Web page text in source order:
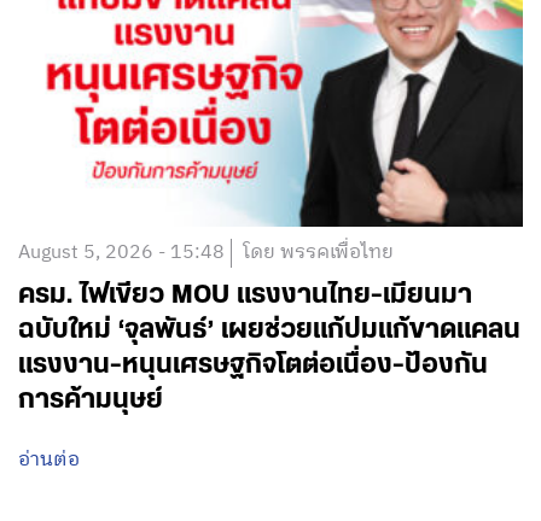
August 5, 2026 - 15:48 โดย พรรคเพื่อไทย
ครม. ไฟเขียว MOU แรงงานไทย-เมียนมา
ฉบับใหม่ ‘จุลพันธ์’ เผยช่วยแก้ปมแก้ขาดแคลน
แรงงาน-หนุนเศรษฐกิจโตต่อเนื่อง-ป้องกัน
การค้ามนุษย์
อ่านต่อ